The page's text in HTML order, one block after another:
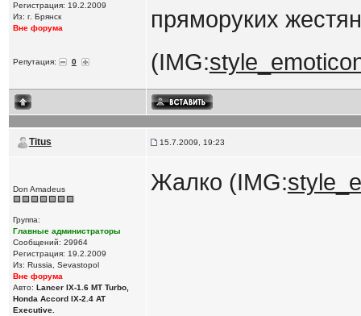
Регистрация: 19.2.2009
Из: г. Брянск
Вне форума
Репутация: 0
пряморуких
(IMG:
Titus 15.7.2009, 19:23
Don Amadeus
Группа:
Главные администраторы
Сообщений: 29964
Регистрация: 19.2.2009
Из: Russia, Sevastopol
Вне форума
Авто: Lancer IX-1.6 MT Turbo,
Honda Accord IX-2.4 AT
Executive.
Жалко (IMG: